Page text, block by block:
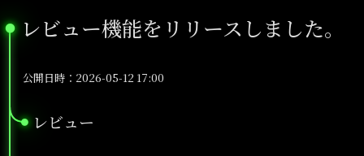
レビュー機能をリリースしました。
●
公開日時：2026-05-12 17:00
レビュー
●